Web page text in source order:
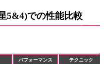
5&4)での性能比較
パフォーマンス テクニック